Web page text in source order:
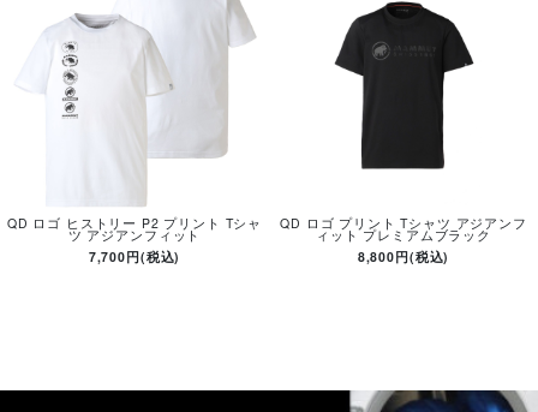
QD ロゴ ヒストリー P2 プリント Tシャ
ツ アジアンフィット
7,700円(税込)
QD ロゴ プリント Tシャツ アジアンフ
ィット プレミアムブラック
8,800円(税込)